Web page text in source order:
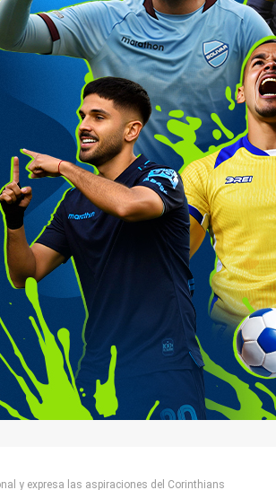
y expresa las aspiraciones del Corinthians